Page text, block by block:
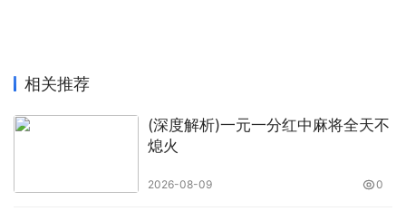
相关推荐
(深度解析)一元一分红中麻将全天不
熄火
2026-08-09 0